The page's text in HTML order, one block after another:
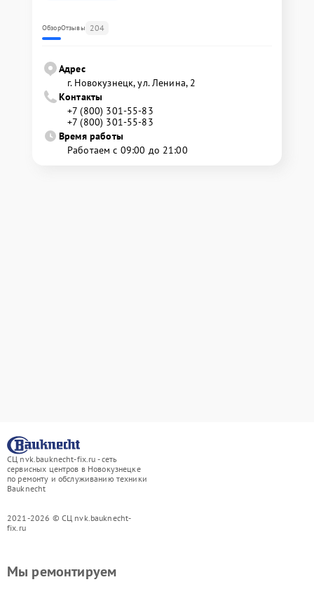
ОбзорОтзывы 204
Адрес
г. Новокузнецк, ул. Ленина, 2
Контакты
+7 (800) 301-55-83
+7 (800) 301-55-83
Время работы
Работаем с 09:00 до 21:00
СЦ nvk.bauknecht-fix.ru - сеть
сервисных центров в Новокузнецке
по ремонту и обслуживанию техники
Bauknecht
2021-2026 © СЦ nvk.bauknecht-
fix.ru
Мы ремонтируем